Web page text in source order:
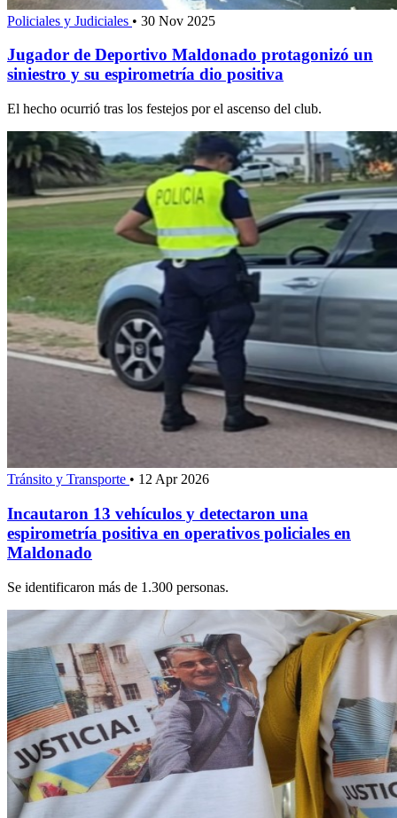
Policiales y Judiciales • 30 Nov 2025
Jugador de Deportivo Maldonado protagonizó un
siniestro y su espirometría dio positiva
El hecho ocurrió tras los festejos por el ascenso del club.
Tránsito y Transporte • 12 Apr 2026
Incautaron 13 vehículos y detectaron una
espirometría positiva en operativos policiales en
Maldonado
Se identificaron más de 1.300 personas.